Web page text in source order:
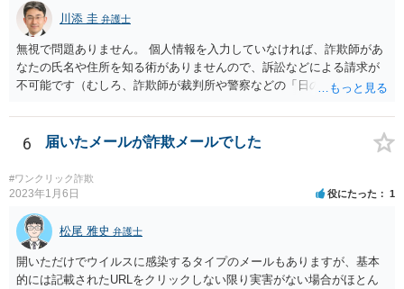
川添 圭 弁護士
無視で問題ありません。 個人情報を入力していなければ、詐欺師があ
なたの氏名や住所を知る術がありませんので、訴訟などによる請求が
不可能です（むしろ、詐欺師が裁判所や警察などの「日の当たる場
6 届いたメールが詐欺メールでした
#ワンクリック詐欺
2023年1月6日 役にたった 1
松尾 雅史 弁護士
開いただけでウイルスに感染するタイプのメールもありますが、基本
的には記載されたURLをクリックしない限り実害がない場合がほとん